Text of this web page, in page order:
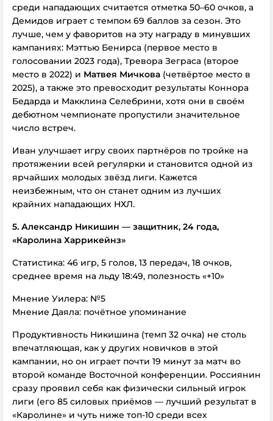
среди нападающих считается отметка 50–60 очков, а
Демидов играет с темпом 69 баллов за сезон. Это
лучше, чем у фаворитов на эту награду в минувших
кампаниях: Мэттью Бенирса (первое место в
голосовании 2023 года), Тревора Зеграса (второе
место в 2022) и Матвея Мичкова (четвёртое место в
2025), а также это превосходит результаты Коннора
Бедарда и Макклина Селебрини, хотя они в своём
дебютном чемпионате пропустили значительное
число встреч.
Иван улучшает игру своих партнёров по тройке на
протяжении всей регулярки и становится одной из
ярчайших молодых звёзд лиги. Кажется
неизбежным, что он станет одним из лучших
крайних нападающих НХЛ.
5. Александр Никишин — защитник, 24 года,
«Каролина Харрикейнз»
Статистика: 46 игр, 5 голов, 13 передач, 18 очков,
среднее время на льду 18:49, полезность «+10»
Мнение Уилера: №5
Мнение Даяла: почётное упоминание
Продуктивность Никишина (темп 32 очка) не столь
впечатляющая, как у других новичков в этой
кампании, но он играет почти 19 минут за матч во
второй команде Восточной конференции. Россиянин
сразу проявил себя как физически сильный игрок
лиги (его 85 силовых приёмов — лучший результат в
«Каролине» и чуть ниже топ-10 среди всех